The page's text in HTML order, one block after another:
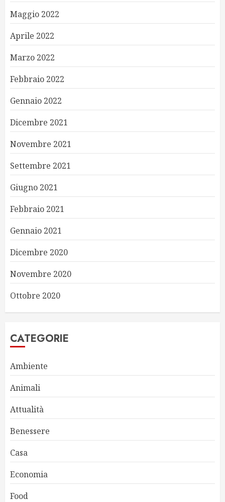
Maggio 2022
Aprile 2022
Marzo 2022
Febbraio 2022
Gennaio 2022
Dicembre 2021
Novembre 2021
Settembre 2021
Giugno 2021
Febbraio 2021
Gennaio 2021
Dicembre 2020
Novembre 2020
Ottobre 2020
CATEGORIE
Ambiente
Animali
Attualità
Benessere
Casa
Economia
Food